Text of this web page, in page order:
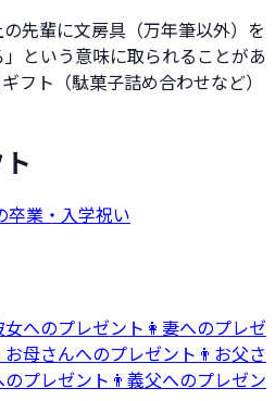
の先輩に文房具（万年筆以外）を
という意味に取られることがあ
フト（駄菓子詰め合わせなど）
卒業・入学祝い
女へのプレゼント 👩 妻へのプレゼ
お母さんへのプレゼント 👨 お父さ
プレゼント 👨 義父へのプレゼン